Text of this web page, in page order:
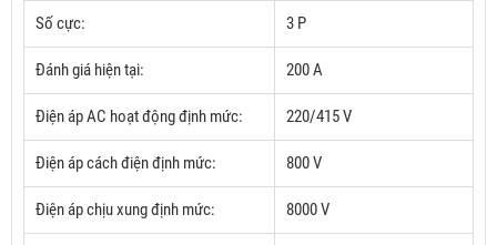
Số cực: 3 P
Đánh giá hiện tại: 200 A
Điện áp AC hoạt động định mức: 220/415 V
Điện áp cách điện định mức: 800 V
Điện áp chịu xung định mức: 8000 V